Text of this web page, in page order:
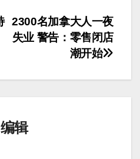
2300名加拿大人一夜
失业 警告：零售闭店
潮开始
编辑